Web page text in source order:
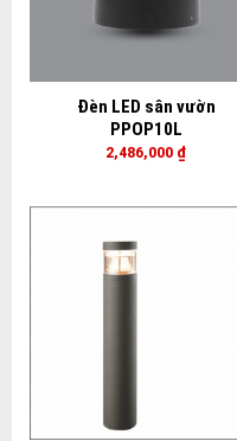
Đèn LED sân vườn
PPOP10L
2,486,000 ₫